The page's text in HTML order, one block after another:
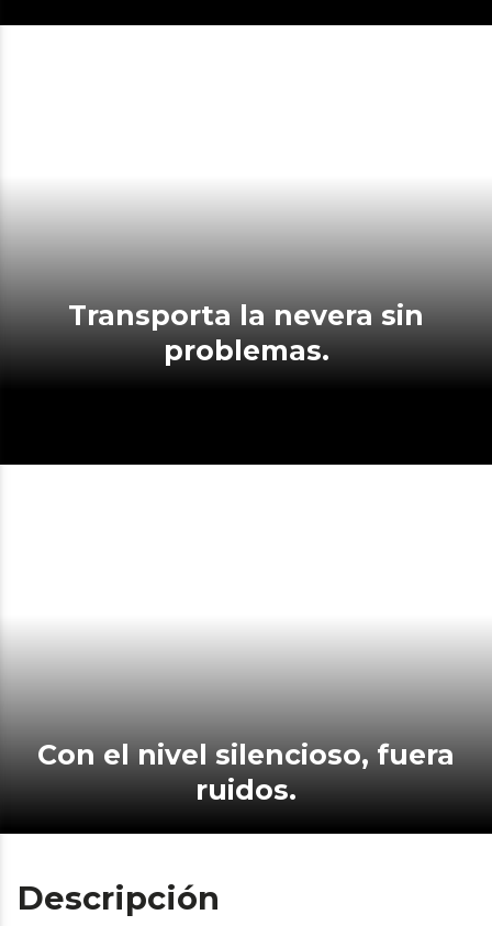
Transporta la nevera sin
problemas.
Con el nivel silencioso, fuera
ruidos.
Descripción